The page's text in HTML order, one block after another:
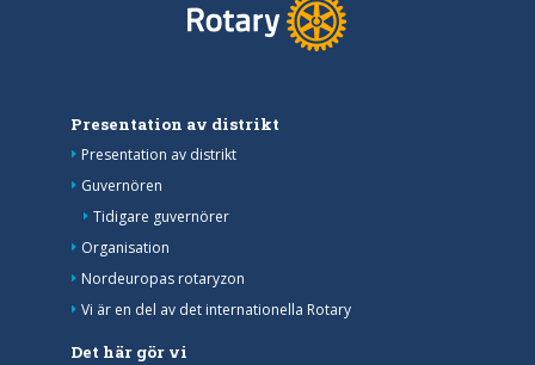
Presentation av distrikt
Presentation av distrikt
Guvernören
Tidigare guvernörer
Organisation
Nordeuropas rotaryzon
Vi är en del av det internationella Rotary
Det här gör vi